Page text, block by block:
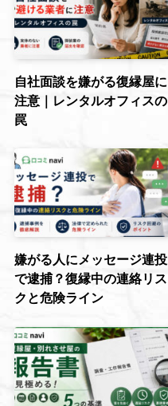
自社面談を嫌がる復縁屋に
注意｜レンタルオフィスの
罠
嫌がる人にメッセージ連投
で逮捕？復縁中の連絡リス
クと危険ライン